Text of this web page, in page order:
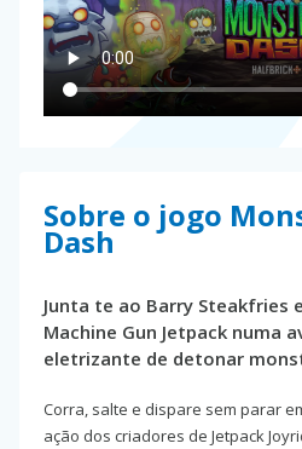
Sobre o jogo
Dash
Junta te ao Barry Steakfries
Machine Gun Jetpack numa
eletrizante de detonar
Corra, salte e dispare sem parar
ação dos criadores de Jetpack